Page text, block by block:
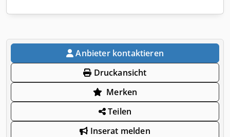
Anbieter kontaktieren
Druckansicht
Merken
Teilen
Inserat melden